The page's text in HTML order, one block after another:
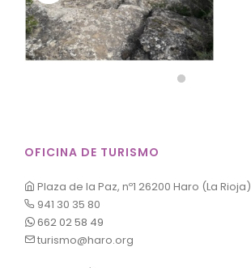
OFICINA DE TURISMO
Plaza de la Paz, nº1 26200 Haro (La Rioja)
941 30 35 80
662 02 58 49
turismo@haro.org